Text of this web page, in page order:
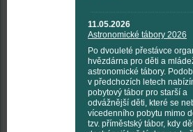
11.05.2026
Astronomické tábory 2026
Po dvouleté přestávce
hvězdárna pro děti a
astronomické tábory.
v předchozích letech
pobytový tábor pro starší a
odvážnější děti, které se
vícedenního pobytu mimo
tzv. příměstský tábor, kdy